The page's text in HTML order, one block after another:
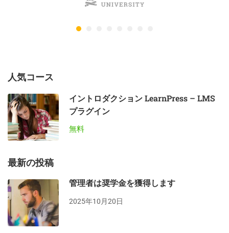
人気コース
イントロダクション LearnPress – LMS
プラグイン
無料
最新の投稿
管理者は奨学金を獲得します
2025年10月20日